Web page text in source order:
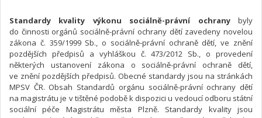
Standardy kvality výkonu sociálně-právní ochranybyly
do činnosti orgánů sociálně-právní ochrany dětí zavedeny novelou
zákona č. 359/1999 Sb., o sociálně-právní ochraně dětí, ve znění
pozdějších předpisů a vyhláškou č. 473/2012 Sb., o provedení
některých ustanovení zákona o sociálně-právní ochraně dětí,
ve znění pozdějších předpisů. Obecné standardy jsou na stránkách
MPSV ČR. Obsah Standardů orgánu sociálně-právní ochrany dětí
na magistrátu je v tištěné podobě k dispozici u vedoucí odboru státní
sociální péče Magistrátu města Plzně. Standardy kvality jsou